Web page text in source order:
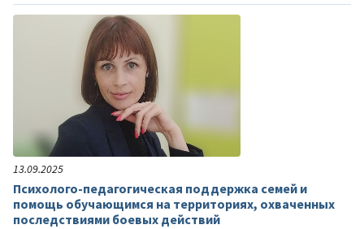
13.09.2025
Психолого-педагогическая поддержка семей и
помощь обучающимся на территориях, охваченных
последствиями боевых действий